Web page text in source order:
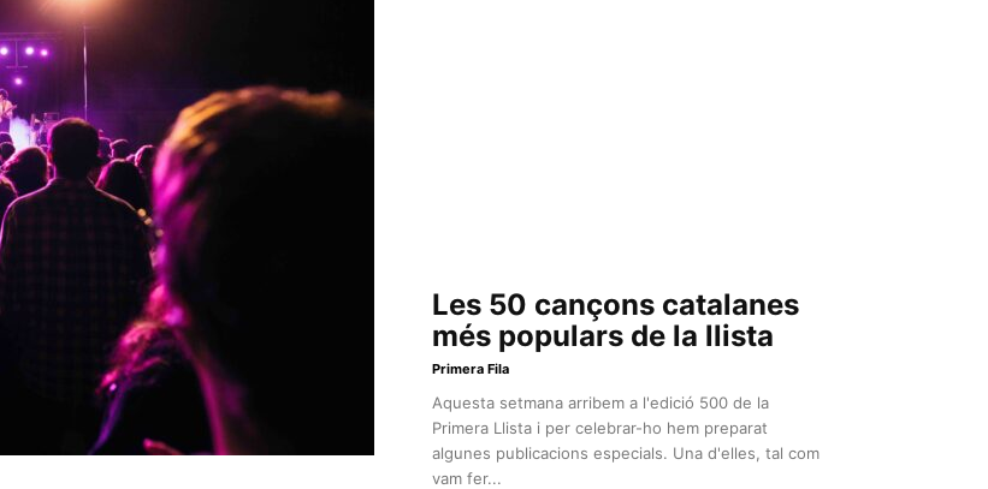
Les 50 cançons catalanes
més populars de la llista
Primera Fila
Aquesta setmana arribem a l'edició 500 de la
Primera Llista i per celebrar-ho hem preparat
algunes publicacions especials. Una d'elles, tal com
vam fer...